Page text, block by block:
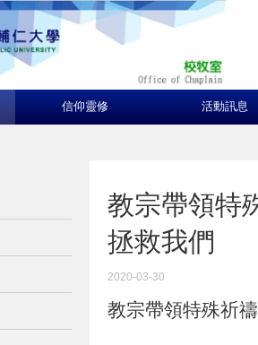
信仰靈修 活動訊息
教宗帶領特
拯救我們
2020-03-30
教宗帶領特殊祈